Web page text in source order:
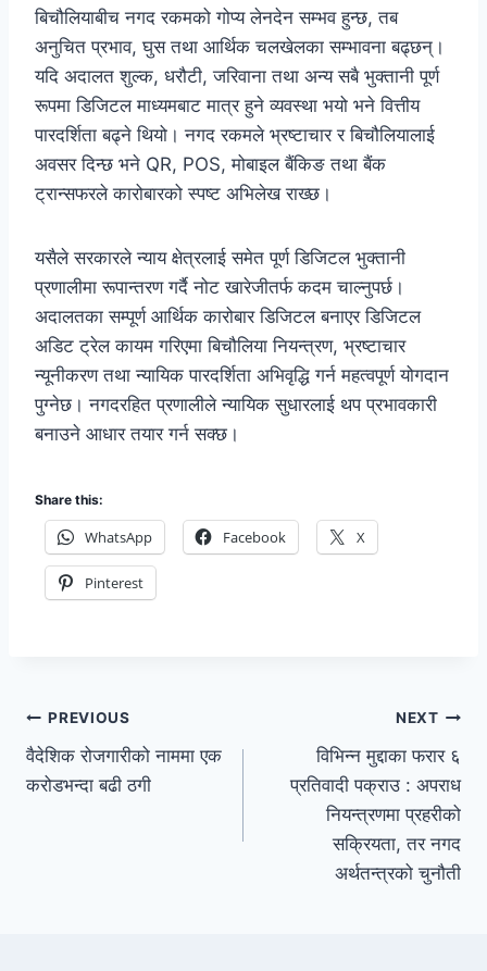
बिचौलियाबीच नगद रकमको गोप्य लेनदेन सम्भव हुन्छ, तब
अनुचित प्रभाव, घुस तथा आर्थिक चलखेलका सम्भावना बढ्छन्।
यदि अदालत शुल्क, धरौटी, जरिवाना तथा अन्य सबै भुक्तानी पूर्ण
रूपमा डिजिटल माध्यमबाट मात्र हुने व्यवस्था भयो भने वित्तीय
पारदर्शिता बढ्ने थियो। नगद रकमले भ्रष्टाचार र बिचौलियालाई
अवसर दिन्छ भने QR, POS, मोबाइल बैंकिङ तथा बैंक
ट्रान्सफरले कारोबारको स्पष्ट अभिलेख राख्छ।
यसैले सरकारले न्याय क्षेत्रलाई समेत पूर्ण डिजिटल भुक्तानी
प्रणालीमा रूपान्तरण गर्दै नोट खारेजीतर्फ कदम चाल्नुपर्छ।
अदालतका सम्पूर्ण आर्थिक कारोबार डिजिटल बनाएर डिजिटल
अडिट ट्रेल कायम गरिएमा बिचौलिया नियन्त्रण, भ्रष्टाचार
न्यूनीकरण तथा न्यायिक पारदर्शिता अभिवृद्धि गर्न महत्वपूर्ण योगदान
पुग्नेछ। नगदरहित प्रणालीले न्यायिक सुधारलाई थप प्रभावकारी
बनाउने आधार तयार गर्न सक्छ।
Share this:
WhatsApp Facebook X
Pinterest
PREVIOUS
वैदेशिक रोजगारीको नाममा एक
करोडभन्दा बढी ठगी
NEXT
विभिन्न मुद्दाका फरार ६
प्रतिवादी पक्राउ : अपराध
नियन्त्रणमा प्रहरीको
सक्रियता, तर नगद
अर्थतन्त्रको चुनौती